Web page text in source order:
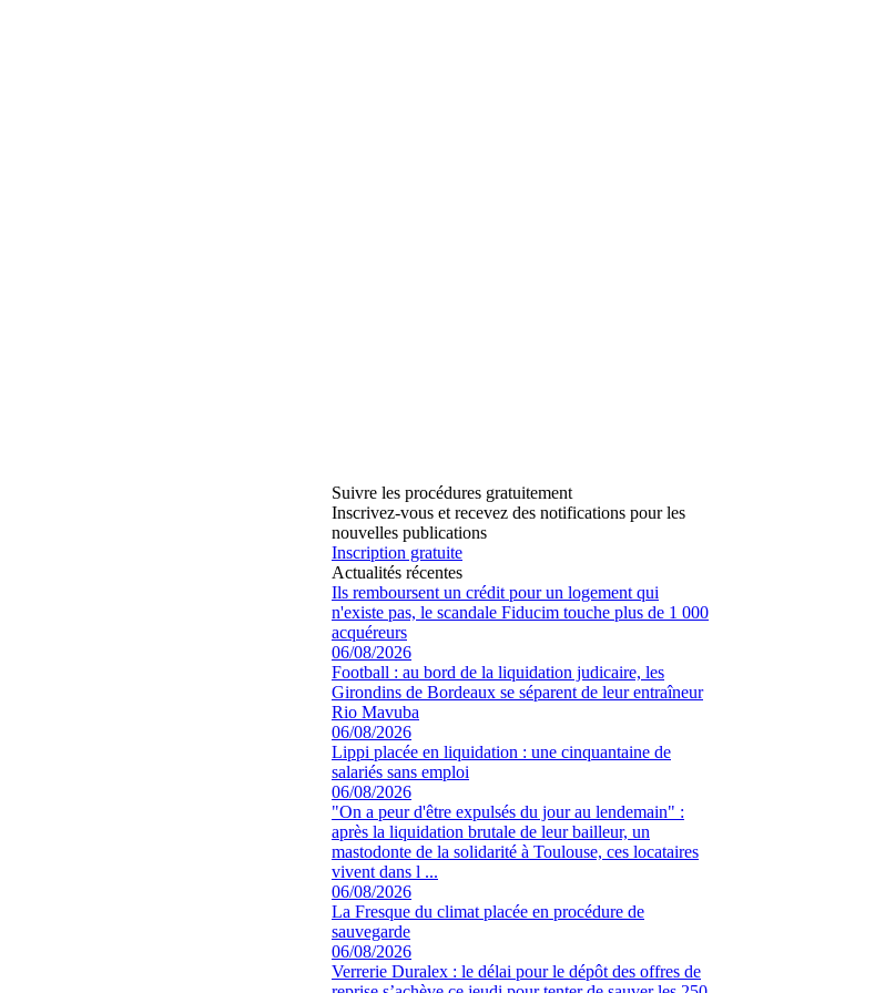
Suivre les procédures gratuitement
Inscrivez-vous et recevez des notifications pour les
nouvelles publications
Inscription gratuite
Actualités récentes
Ils remboursent un crédit pour un logement qui
n'existe pas, le scandale Fiducim touche plus de 1 000
acquéreurs
06/08/2026
Football : au bord de la liquidation judicaire, les
Girondins de Bordeaux se séparent de leur entraîneur
Rio Mavuba
06/08/2026
Lippi placée en liquidation : une cinquantaine de
salariés sans emploi
06/08/2026
"On a peur d'être expulsés du jour au lendemain" :
après la liquidation brutale de leur bailleur, un
mastodonte de la solidarité à Toulouse, ces locataires
vivent dans l ...
06/08/2026
La Fresque du climat placée en procédure de
sauvegarde
06/08/2026
Verrerie Duralex : le délai pour le dépôt des offres de